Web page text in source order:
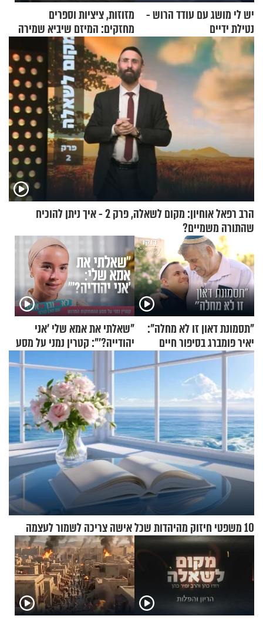
יש לי מושג עם עודד הרוש -
נטילת ידיים
מזוזות, ציציות וספרים
מחזקים: המיזם שיביא שמירה
רוחנית לאלפי חיילי צה"ל
הרב רפאל אוחיון: מקום לשאלה, פרק 2 - איך ניתן להוכיח
שהתורה משמיים?
"תסמונת דאון זו לא מחלה":
יאיר פומברג בסיפור חיים
מעורר השראה
"שאלתי את אמא שלי 'אני
יהודייה?'": קטרין נמני על מסע
10 משפטי חיזוק מהיהדות שכל אישה צריכה לשמור לעצמה